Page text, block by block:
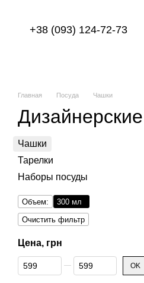
+38 (093) 124-72-73
Главная Посуда Чашки
Чашки
Тарелки
Наборы посуды
Объем:
300 мл
Очистить фильтр
Цена, грн
От Цена, грн
До Цена, грн OK